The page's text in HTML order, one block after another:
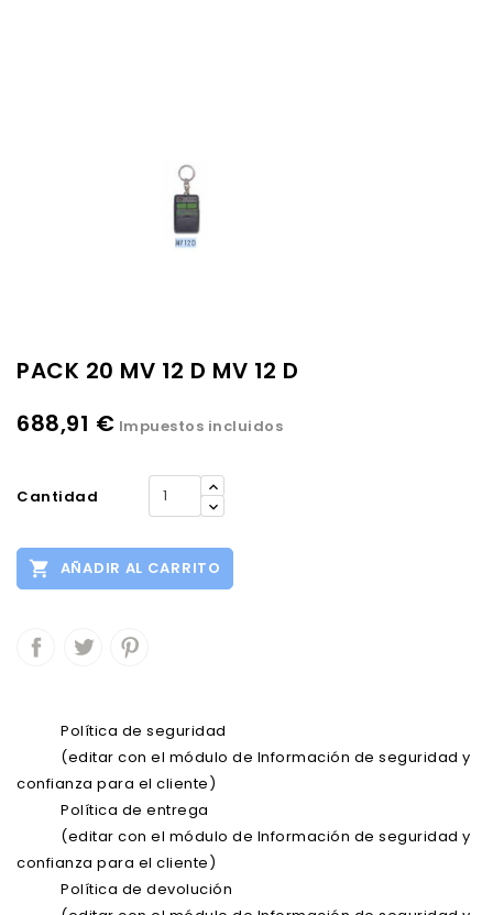
PACK 20 MV 12 D MV 12 D
688,91 € Impuestos incluidos
Cantidad
 AÑADIR AL CARRITO
Política de seguridad
(editar con el módulo de Información de seguridad y
confianza para el cliente)
Política de entrega
(editar con el módulo de Información de seguridad y
confianza para el cliente)
Política de devolución